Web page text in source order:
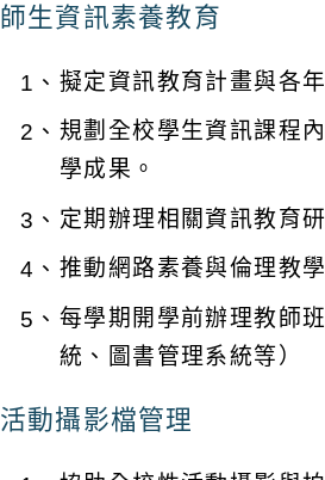
師生資訊素養教育
1、 擬定資訊教育計畫與各
2、 規劃全校學生資訊課程
學成果。
3、 定期辦理相關資訊教育
4、 推動網路素養與倫理教學
5、 每學期開學前辦理教師
統、圖書管理系統等）
活動攝影檔管理